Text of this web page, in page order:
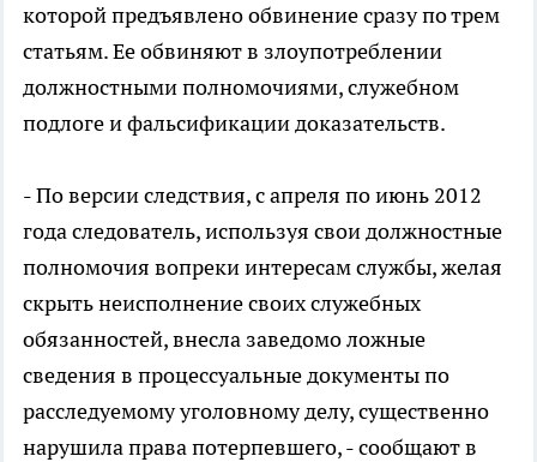
которой предъявлено обвинение сразу по трем
статьям. Ее обвиняют в злоупотреблении
должностными полномочиями, служебном
подлоге и фальсификации доказательств.
- По версии следствия, с апреля по июнь 2012
года следователь, используя свои должностные
полномочия вопреки интересам службы, желая
скрыть неисполнение своих служебных
обязанностей, внесла заведомо ложные
сведения в процессуальные документы по
расследуемому уголовному делу, существенно
нарушила права потерпевшего, - сообщают в